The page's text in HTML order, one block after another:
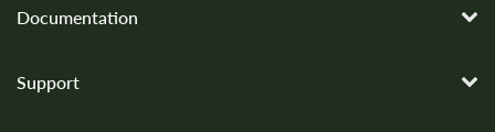
Documentation
Support